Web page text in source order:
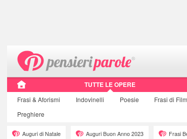
TUTTE LE OPERE
Frasi & Aforismi Indovinelli Poesie Frasi di Film
Preghiere
Auguri di Natale Auguri Buon Anno 2023 Frasi